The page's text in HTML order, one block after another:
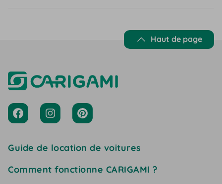
Haut de page
Guide de location de voitures
Comment fonctionne CARIGAMI ?